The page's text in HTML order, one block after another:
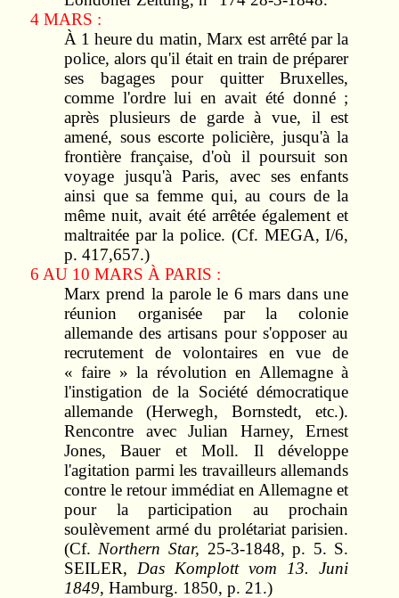
4 MARS :
À 1 heure du matin, Marx est arrêté par la
police, alors qu'il était en train de préparer
ses bagages pour quitter Bruxelles,
comme l'ordre lui en avait été donné ;
après plusieurs de garde à vue, il est
amené, sous escorte policière, jusqu'à la
frontière française, d'où il poursuit son
voyage jusqu'à Paris, avec ses enfants
ainsi que sa femme qui, au cours de la
même nuit, avait été arrêtée également et
maltraitée par la police. (Cf. MEGA, I/6,
p. 417,657.)
6 AU 10 MARS À PARIS :
Marx prend la parole le 6 mars dans une
réunion organisée par la colonie
allemande des artisans pour s'opposer au
recrutement de volontaires en vue de
« faire » la révolution en Allemagne à
l'instigation de la Société démocratique
allemande (Herwegh, Bornstedt, etc.).
Rencontre avec Julian Harney, Ernest
Jones, Bauer et Moll. Il développe
l'agitation parmi les travailleurs allemands
contre le retour immédiat en Allemagne et
pour la participation au prochain
soulèvement armé du prolétariat parisien.
(Cf. Northern Star, 25-3-1848, p. 5. S.
SEILER, Das Komplott vom 13.
Juni
1849, Hamburg. 1850, p. 21.)